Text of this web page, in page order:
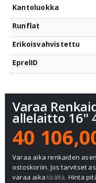
Kantoluokka
Runflat
Erikoisvahvistettu
EprelID
Varaa
allelaitto 16"
40
Varaa aika renkaiden
ostoskoriin. Jos tarvitset
varaa aikatäältä. Hinta